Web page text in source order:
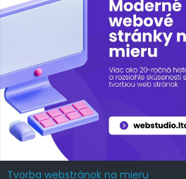
Tvorba webstránok na mieru